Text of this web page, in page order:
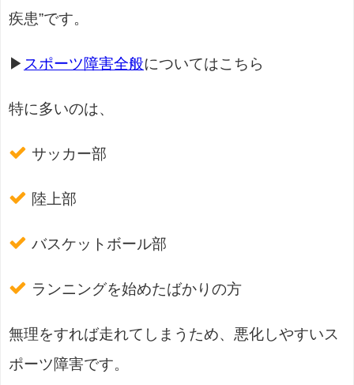
疾患”です。
▶ スポーツ障害全般についてはこちら
特に多いのは、
サッカー部
陸上部
バスケットボール部
ランニングを始めたばかりの方
無理をすれば走れてしまうため、悪化しやすいス
ポーツ障害です。